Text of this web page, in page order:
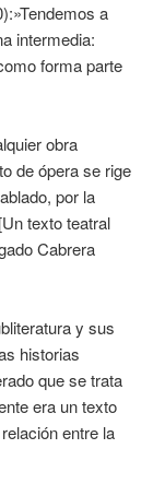
a
intermedia:
forma parte
obra
de ópera se rige
por la
texto teatral
Cabrera
y sus
historias
que se trata
era un texto
entre la